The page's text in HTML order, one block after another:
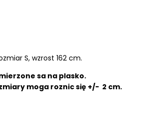
S, wzrost 162 cm.
sa na plasko.
moga roznic się +/- 2 cm.